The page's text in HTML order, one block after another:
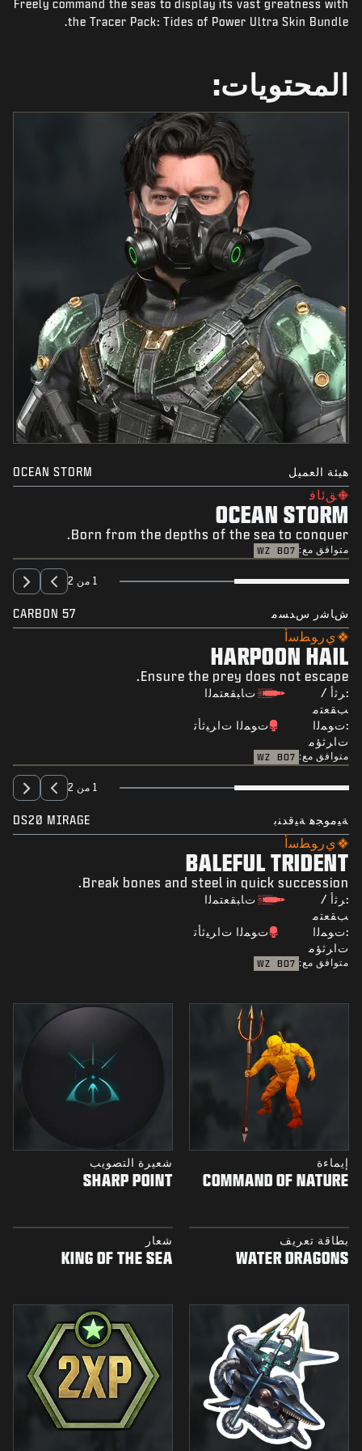
أخبار
الرياضات الإلكترونية
إعداد حساب جديد
Freely command the seas to display its vast greatness with
the Tracer Pack: Tides of Power Ultra Skin Bundle.
المحتويات:
هيئة العميل OCEAN STORM
ﻖﺋﺎﻓ
OCEAN STORM
Born from the depths of the sea to conquer.
متوافق مع: BO7
WZ
1 من 2
ﺵﺎﺷﺭ ﺱﺪﺴﻣ CARBON 57
ﻱﺭﻮﻄﺳﺃ
HARPOON HAIL
Ensure the prey does not escape.
:ﺮﺛﺃ /
ﺐﻘﻌﺘﻣ
ﺕﺎﺒﻘﻌﺘﻤﻟﺍ
:ﺕﻮﻤﻟﺍ
ﺕﺍﺮﺛﺆﻣ
ﺕﻮﻤﻟﺍ ﺕﺍﺮﻴﺛﺄﺗ
متوافق مع: BO7
WZ
1 من 2
ﺔﻴﻣﻮﺠﻫ ﺔﻴﻗﺪﻨﺑ DS20 MIRAGE
ﻱﺭﻮﻄﺳﺃ
BALEFUL TRIDENT
Break bones and steel in quick succession.
:ﺮﺛﺃ /
ﺐﻘﻌﺘﻣ
ﺕﺎﺒﻘﻌﺘﻤﻟﺍ
:ﺕﻮﻤﻟﺍ
ﺕﺍﺮﺛﺆﻣ
ﺕﻮﻤﻟﺍ ﺕﺍﺮﻴﺛﺄﺗ
متوافق مع: BO7
WZ
إيماءة
COMMAND OF NATURE
شعيرة التصويب
SHARP POINT
بطاقة تعريف
WATER DRAGONS
شعار
KING OF THE SEA